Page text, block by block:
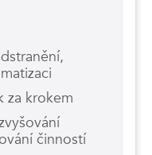
za krokem
činností